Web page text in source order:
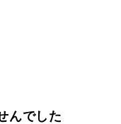
んでした